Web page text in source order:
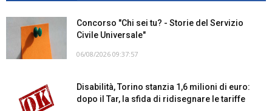
Concorso "Chi sei tu? - Storie del Servizio
Civile Universale"
06/08/2026 09:37:57
Disabilità, Torino stanzia 1,6 milioni di euro:
dopo il Tar, la sfida di ridisegnare le tariffe